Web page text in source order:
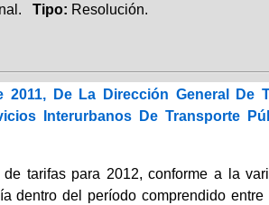
Tipo: Resolución.
2011, De La Dirección General
Interurbanos De Transporte
tarifas para 2012, conforme a la
dentro del período comprendido